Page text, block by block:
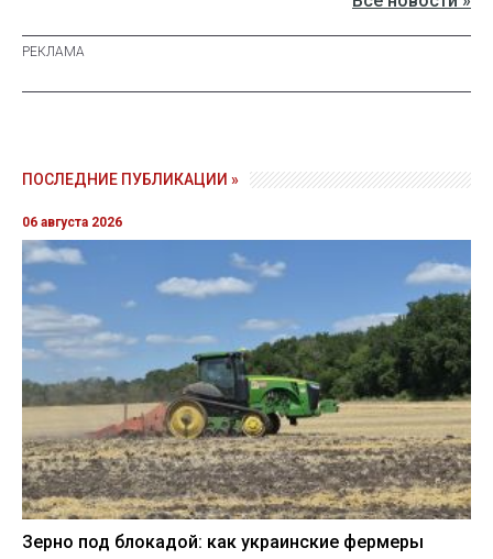
ПОСЛЕДНИЕ ПУБЛИКАЦИИ »
06 августа 2026
Зерно под блокадой: как украинские фермеры